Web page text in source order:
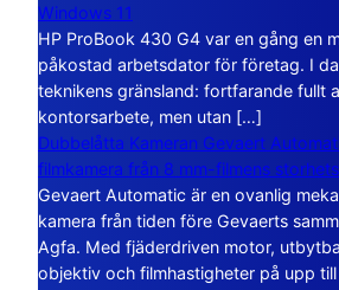
Windows 11
HP ProBook 430 G4 var en gång en
påkostad arbetsdator för företag. I
teknikens gränsland: fortfarande fullt
kontorsarbete, men utan […]
Dubbelåtta Kameran Gevaert
filmkamera från 8 mm-filmens
Gevaert Automatic är en ovanlig
kamera från tiden före Gevaerts
Agfa. Med fjäderdriven motor,
objektiv och filmhastigheter på upp